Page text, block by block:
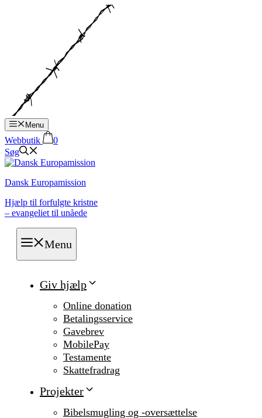
Menu
Webbutik
0
Søg
Dansk Europamission
Hjælp til forfulgte kristne
– evangeliet til unåede
Menu
Giv hjælp
Online donation
Betalingsservice
Gavebrev
MobilePay
Testamente
Skattefradrag
Projekter
Bibelsmugling og -oversættelse